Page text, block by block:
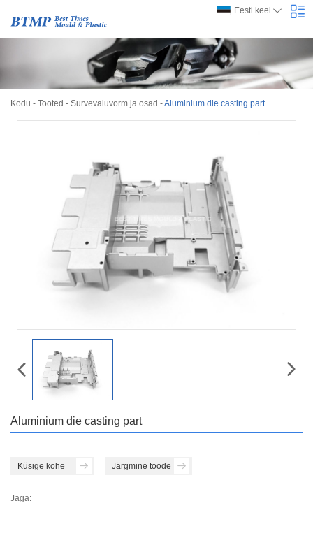
Eesti keel
Kodu - Tooted - Survevaluvorm ja osad -Aluminium die casting part
Aluminium die casting part
Küsige kohe Järgmine toode
Jaga: